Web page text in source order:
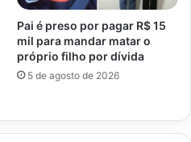
Pai é preso por pagar R$ 15
mil para mandar matar o
próprio filho por dívida
5 de agosto de 2026